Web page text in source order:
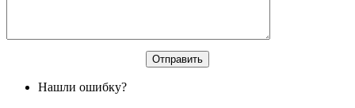
Нашли ошибку?